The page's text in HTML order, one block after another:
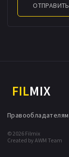
ОТПРАВИТЬ
FILMIX
© 2026 Filmix
Created by AWM Team
Правообладателям